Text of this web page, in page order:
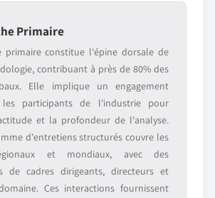
Primaire
primaire constitue l'épine dorsale de
contribuant à près de 80% des
Elle implique un engagement
participants de l'industrie pour
et la profondeur de l'analyse.
d'entretiens structurés couvre les
et mondiaux, avec des
de cadres dirigeants, directeurs et
Ces interactions fournissent